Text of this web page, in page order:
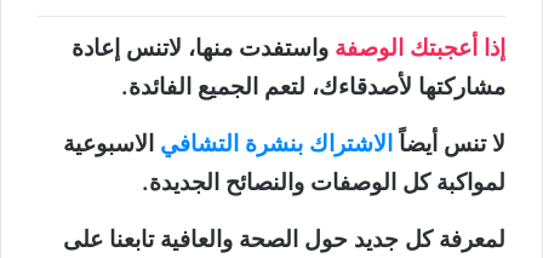
إذا أعجبتك الوصفة واستفدت منها، لاتنس إعادة
مشاركتها لأصدقاءك، لتعم الجميع الفائدة.
لا تنس أيضاً الاشتراك بنشرة التشافي الاسبوعية
لمواكبة كل الوصفات والنصائح الجديدة.
لمعرفة كل جديد حول الصحة والعافية تابعنا على